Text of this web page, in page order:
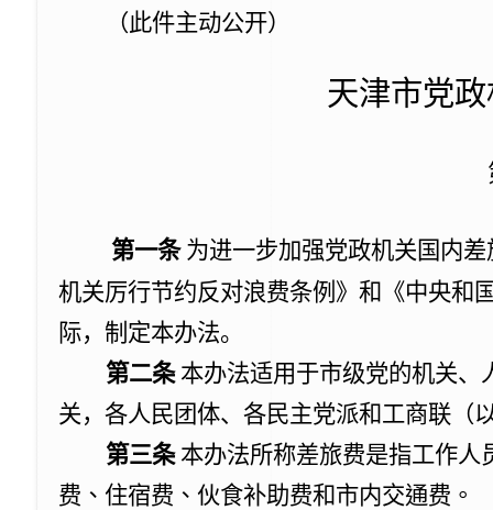
（此件主动公开）
天津市党
第一条 为进一步加强党政机关国内
机关厉行节约反对浪费条例》和 《中央和
际，制定本办法。
第二条 本办法适用于市级党的机关
关，各人民团体、各民主党派和工商联（
第三条 本办法所称差旅费是指工作人
费、住宿费、伙食补助费和市内交通费。